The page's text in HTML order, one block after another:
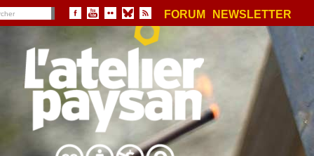
FORUM NEWSLETTER